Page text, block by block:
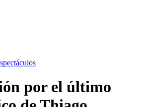
por el último